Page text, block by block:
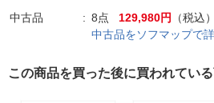
中古品 8点 129,980円
（税込
中古品をソフマップで
この商品を買った後に買われてい